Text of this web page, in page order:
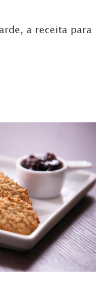
a receita para